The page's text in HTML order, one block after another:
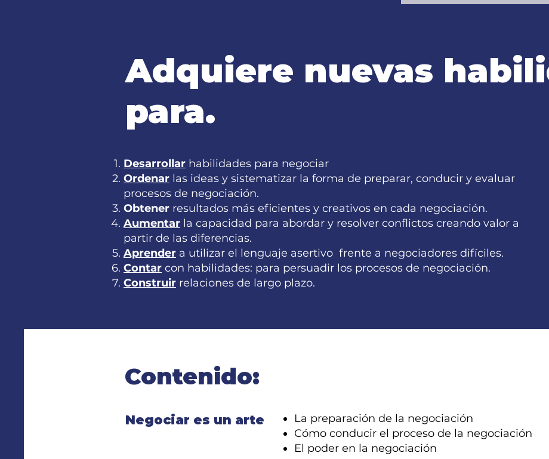
Adquiere nuevas
para.
Desarrollar habilidades para negociar
Ordenar las ideas y sistematizar la forma de preparar, conducir y evaluar
procesos de negociación.
Obtener resultados más eficientes y creativos en cada negociación.
Aumentar la capacidad para abordar y resolver conflictos creando valor a
partir de las diferencias.
Aprender a utilizar el lenguaje asertivo frente a negociadores difíciles.
Contar con habilidades: para persuadir los procesos de negociación.
Construir relaciones de largo plazo.
Contenido:
Negociar es un arte
La preparación de la negociación
Cómo conducir el proceso de la negociación
El poder en la negociación